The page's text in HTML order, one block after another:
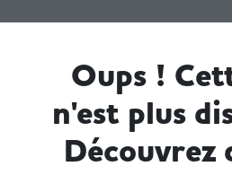
Oups !
n'est plus
Découvrez